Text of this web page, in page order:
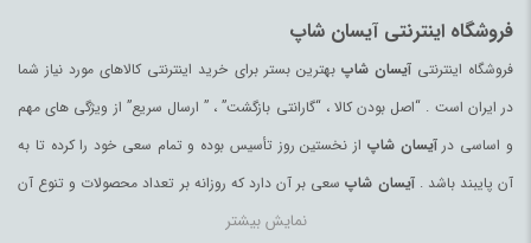
فروشگاه اینترنتی آیسان شاپ
فروشگاه اینترنتیآیسان شاپبهترین بستر برای خرید اینترنتی کالاهای مورد نیاز شما
در ایران است . “اصل بودن کالا ، “گارانتی بازگشت” ، ” ارسال سریع” از ویژگی های مهم
و اساسی درآیسان شاپ از نخستین روز تأسیس بوده و تمام سعی خود را کرده تا به
آن پایبند باشد .آیسان شاپ سعی بر آن دارد که روزانه بر تعداد محصولات و تنوع آن
بیفزاید تا بتواند نیاز همه ی افراد با هر نوع سلیقه را در خرید محصولات اینترنتی مرتفع
نمایش بیشتر